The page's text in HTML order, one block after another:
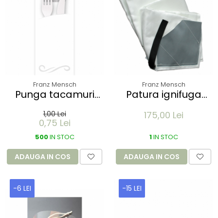
Franz Mensch
Punga tacamuri
20x8.5 cm - cu
servetel gri -
culoare alb
1,00 Lei
0,75 Lei
500IN STOC
ADAUGA IN COS
Franz Mensch
Patura ignifuga
PROTECT - 1.6 x 1.8 m
175,00 Lei
1IN STOC
ADAUGA IN COS
-6 LEI -15 LEI